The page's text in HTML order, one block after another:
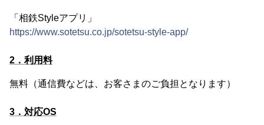
「相鉄Styleアプリ」
https://www.sotetsu.co.jp/sotetsu-style-app/
2．利用料
無料（通信費などは、お客さまのご負担となります）
3．対応OS